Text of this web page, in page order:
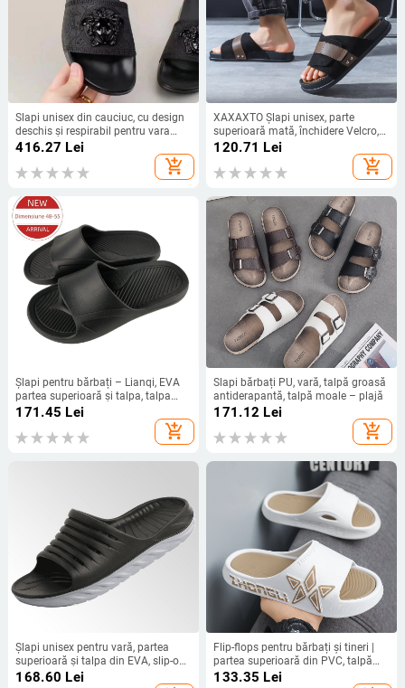
Slapi unisex din cauciuc, cu design
deschis și respirabil pentru vara
2025
416.27 Lei
add_shopping_cart
XAXAXTO Șlapi unisex, parte
superioară mată, închidere Velcro,
talpă din plastic, turnare prin
120.71 Lei
add_shopping_cart
Șlapi pentru bărbați – Lianqi, EVA
partea superioară și talpa, talpa
turnată prin injecție, Slip-on
171.45 Lei
add_shopping_cart
Slapi bărbați PU, vară, talpă groasă
antiderapantă, talpă moale – plajă
171.12 Lei
add_shopping_cart
Șlapi unisex pentru vară, partea
superioară și talpa din EVA, slip-on,
talpă injectată, vară 2025
168.60 Lei
Flip-flops pentru bărbați și tineri |
partea superioară din PVC, talpă
din PVC turnată prin injecție,
133.35 Lei